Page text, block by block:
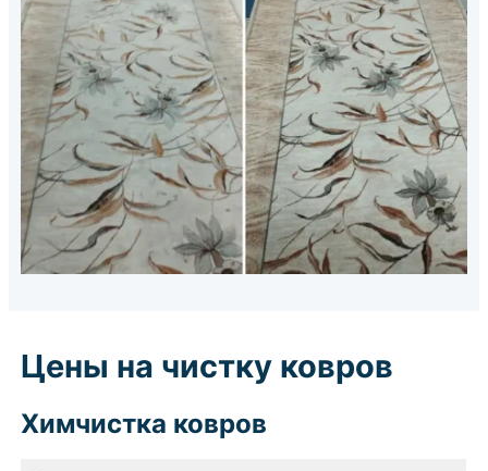
Цены на чистку ковров
Химчистка ковров